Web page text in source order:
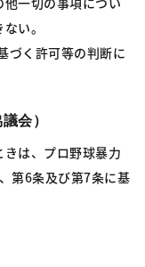
い。
く許可等の判断に
会）
は、プロ野球暴力
第6条及び第7条に基